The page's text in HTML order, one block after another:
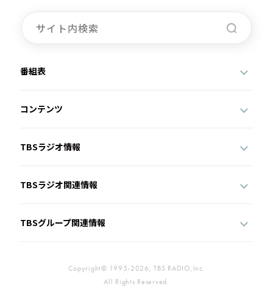
番組表
コンテンツ
TBSラジオ情報
TBSラジオ関連情報
TBSグループ関連情報
Copyright© 1995-2026, TBS RADIO,Inc.
All Rights Reserved.